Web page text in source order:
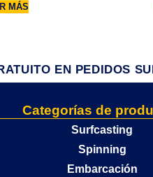
MÁS
EN PEDIDOS
Categorías de
Surfcasting
Spinning
Embarcación